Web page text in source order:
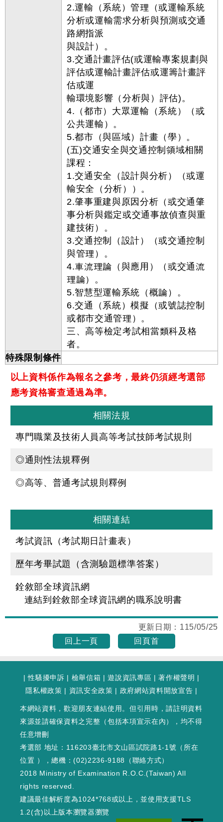
2.運輸（系統）管理（或運輸系統
分析或運輸需求分析與預測或交通
路網指派
與設計）。
3.交通計畫評估(或運輸專案規劃與
評估或運輸計畫評估或運籌計畫評
估或運
輸環境影響（分析與）評估)。
4.（都市）大眾運輸（系統）（或
公共運輸）。
5.都市（與區域）計畫（學）。
(五)交通安全與交通控制領域相關
課程：
1.交通安全（設計與分析）（或運
輸安全（分析））。
2.肇事重建與原因分析（或交通肇
事分析與鑑定或交通事故偵查與重
建技術）。
3.交通控制（設計）（或交通控制
與管理）。
4.車流理論（與應用）（或交通流
理論）。
5.智慧型運輸系統（概論）。
6.交通（系統）模擬（或號誌控制
或都市交通管理）。
三、高等檢定考試相當類科及格
者。
特殊限制條件
以上資料係作為報名之參考，最終仍須經考選部
應考資格審查通過為準。
相關法規
專門職業及技術人員高等考試技師考試規則
◎通則性法規釋例
◎高等、普通考試規則釋例
相關連結
考試資訊（考試期日計畫表）
歷年考畢試題（含測驗題標準答案）
銓敘部全球資訊網
連結到銓敘部全球資訊網的職系說明書
更新日期： 115/05/25
回上一頁
回頁首
|性騷擾申訴 | 檢舉信箱 |遊說資訊專區 |著作權聲明 |
隱私權政策 | 資訊安全政策 | 政府網站資料開放宣告 |
本網站資料，歡迎朋友連結使用。但引用時，請註明資料
來源並請確保資料之完整（包括本項宣示在內），均不得
任意增刪
考選部 地址：116203臺北市文山區試院路1-1號（ 所在
位置 ），總機：(02)2236-9188（聯絡方式）
2018 Ministry of Examination R.O.C.(Taiwan) All
rights reserved.
建議最佳解析度為1024*768或以上，並使用支援TLS
1.2(含)以上版本瀏覽器瀏覽